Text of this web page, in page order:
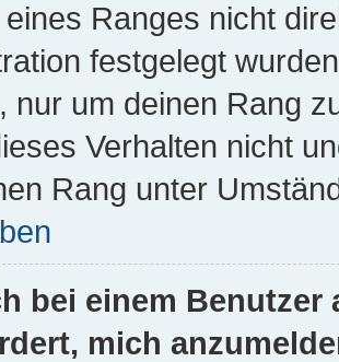
Ranges nicht
festgelegt
nur um deinen Rang
Verhalten nicht
Rang unter
bei einem
mich